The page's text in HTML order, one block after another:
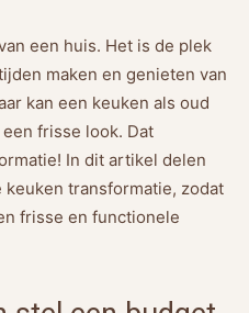
een huis. Het is de plek
maken en genieten van
kan een keuken als oud
frisse look. Dat
In dit artikel delen
transformatie, zodat
frisse en functionele